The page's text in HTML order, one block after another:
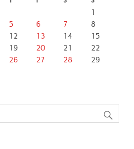
1
5 6 7
8
12 13 14
15
19 20 21
22
26 27 28
29